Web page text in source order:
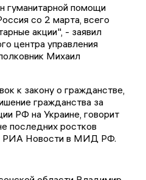
гуманитарной помощи
со 2 марта, всего
акции", - заявил
центра управления
Михаил
к закону о гражданстве,
гражданства за
РФ на Украине, говорит
последних ростков
РИА Новости в МИД РФ.